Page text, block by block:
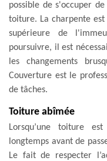
possible de s'occuper
toiture. La charpente
supérieure de
poursuivre, il est
les changements
Couverture est le
de tâches.
Toiture abîmée
Lorsqu’une toiture
longtemps avant de
Le fait de respecter